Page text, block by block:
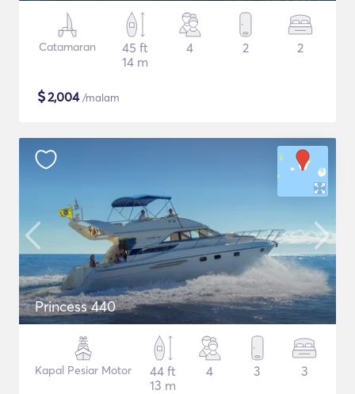
Catamaran
45 ft
14 m
4 2 2
$2,004/malam
Princess 440
Kapal Pesiar Motor
44 ft
13 m
4 3 3